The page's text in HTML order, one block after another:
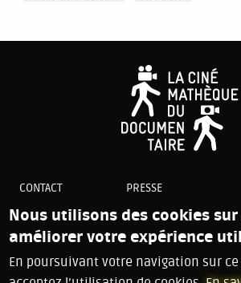
CONTACT
PLAN DU SITE
COOKIES
MENTIONS LÉGALES
PRESSE
Nous utilisons des cookies
améliorer votre expérience
En poursuivant votre navigation sur